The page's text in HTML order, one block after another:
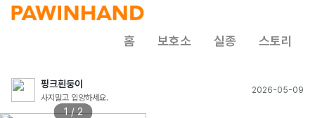
홈 보호소 실종 스토리
핑크흰둥이
사지말고 입양하세요.
2026-05-09
1 / 2